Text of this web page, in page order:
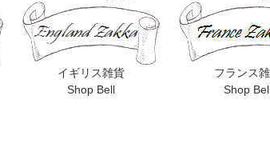
イギリス雑貨
Shop Bell
フランス
Shop